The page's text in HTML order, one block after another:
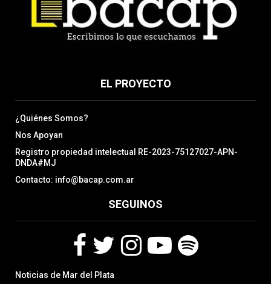
EL PROYECTO
¿Quiénes Somos?
Nos Apoyan
Registro propiedad intelectual RE-2023-75127027-APN-
DNDA#MJ
Contacto: info@bacap.com.ar
SEGUINOS
a
w
Noticias de Mar del Plata